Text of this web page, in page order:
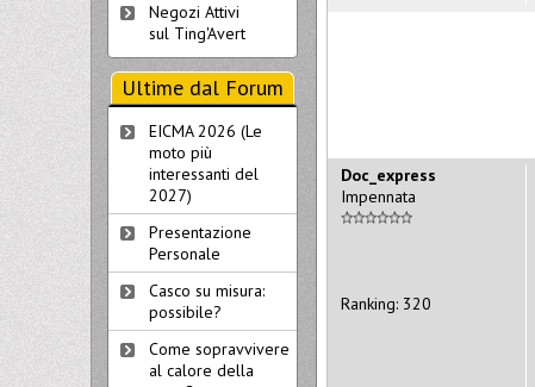
Doc_express
Impennata
Ranking: 320
Negozi Attivi
sul Ting'Avert
Ultime dal Forum
EICMA 2026 (Le
moto più
interessanti del
2027)
Presentazione
Personale
Casco su misura:
possibile?
Come sopravvivere
al calore della